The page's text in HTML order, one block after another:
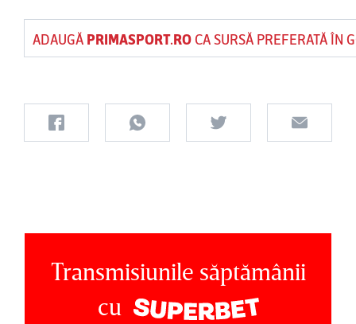
ADAUGĂ PRIMASPORT.ROCA SURSĂ PREFERATĂ ÎN
Transmisiunile săptămânii
cu